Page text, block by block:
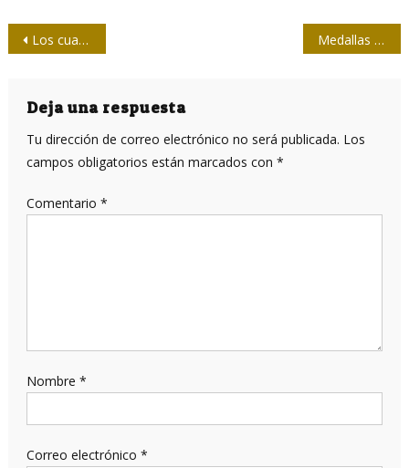
Navegación
entradas
Los cuatro premios de Arleen Rodríguez Derivet Medallas al pecho y otras reminiscencias del estrellato deportivo cubano
Deja una respuesta
Tu dirección de correo electrónico no será publicada. Los
campos obligatorios están marcados con *
Comentario *
Nombre *
Correo electrónico *